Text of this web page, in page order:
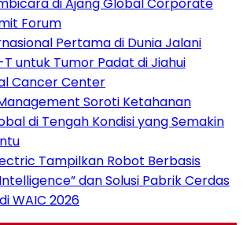
di Ajang Global Corporate
Forum
Pertama di Dunia Jalani
untuk Tumor Padat di Jiahui
Cancer Center
Soroti Ketahanan
di Tengah Kondisi yang Semakin
Tampilkan Robot Berbasis
dan Solusi Pabrik Cerdas
WAIC 2026